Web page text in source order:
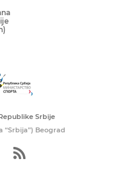
Srbije
“Srbija”) Beograd